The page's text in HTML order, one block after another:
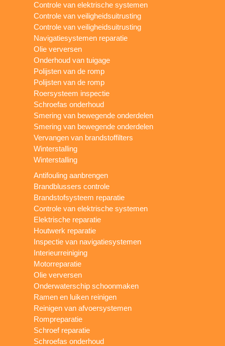
Controle van elektrische systemen
Controle van veiligheidsuitrusting
Controle van veiligheidsuitrusting
Navigatiesystemen reparatie
Olie verversen
Onderhoud van tuigage
Polijsten van de romp
Polijsten van de romp
Roersysteem inspectie
Schroefas onderhoud
Smering van bewegende onderdelen
Smering van bewegende onderdelen
Vervangen van brandstoffilters
Winterstalling
Winterstalling
Antifouling aanbrengen
Brandblussers controle
Brandstofsysteem reparatie
Controle van elektrische systemen
Elektrische reparatie
Houtwerk reparatie
Inspectie van navigatiesystemen
Interieurreiniging
Motorreparatie
Olie verversen
Onderwaterschip schoonmaken
Ramen en luiken reinigen
Reinigen van afvoersystemen
Rompreparatie
Schroef reparatie
Schroefas onderhoud